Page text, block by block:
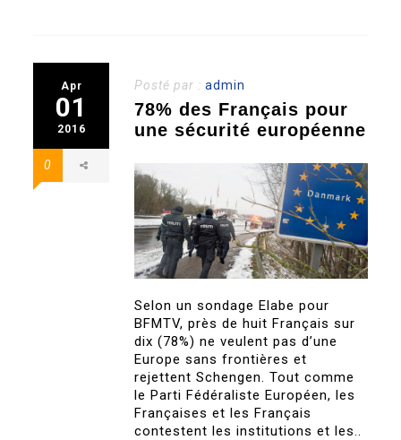
Apr
01
2016
0
Posté par :admin
78% des Français pour
une sécurité européenne
Selon un sondage Elabe pour
BFMTV, près de huit Français sur
dix (78%) ne veulent pas d’une
Europe sans frontières et
rejettent Schengen. Tout comme
le Parti Fédéraliste Européen, les
Françaises et les Français
contestent les institutions et les..